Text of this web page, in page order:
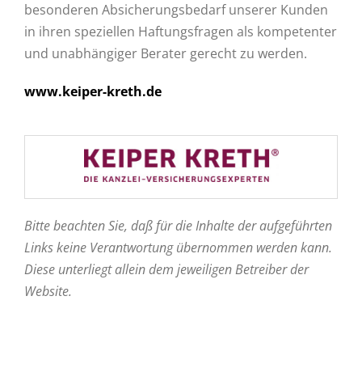
besonderen Absicherungsbedarf unserer Kunden
in ihren speziellen Haftungsfragen als kompetenter
und unabhängiger Berater gerecht zu werden.
www.keiper-kreth.de
Bitte beachten Sie, daß für die Inhalte der aufgeführten
Links keine Verantwortung übernommen werden kann.
Diese unterliegt allein dem jeweiligen Betreiber der
Website.